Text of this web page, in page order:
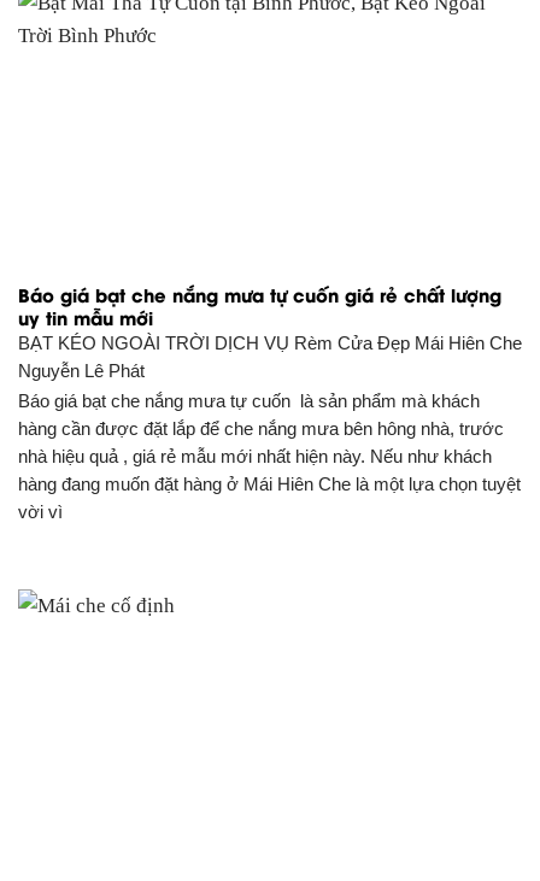
Báo giá bạt che nắng mưa tự cuốn giá rẻ chất lượng
uy tin mẫu mới
BẠT KÉO NGOÀI TRỜI DỊCH VỤ Rèm Cửa Đẹp Mái Hiên Che
Nguyễn Lê Phát
Báo giá bạt che nắng mưa tự cuốn là sản phẩm mà khách
hàng cần được đặt lắp để che nắng mưa bên hông nhà, trước
nhà hiệu quả , giá rẻ mẫu mới nhất hiện này. Nếu như khách
hàng đang muốn đặt hàng ở Mái Hiên Che là một lựa chọn tuyệt
vời vì